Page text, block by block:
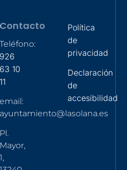
Contacto
Teléfono:
926
63 10
11
email:
ayuntamiento@lasolana.es
Pl.
Mayor,
1,
Política
de
privacidad
Declaración
de
accesibilidad